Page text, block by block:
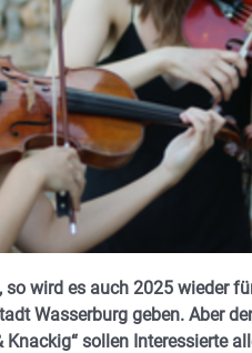
so wird es auch 2025 wieder
Wasserburg geben. Aber
Knackig“ sollen Interessierte